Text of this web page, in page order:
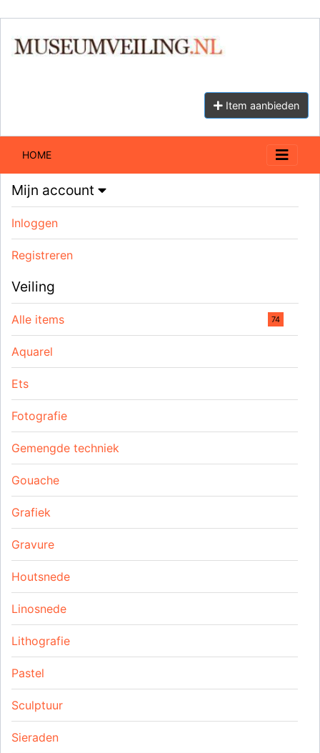
Item aanbieden
HOME
Mijn account
Inloggen
Registreren
Veiling
Alle items 74
Aquarel
Ets
Fotografie
Gemengde techniek
Gouache
Grafiek
Gravure
Houtsnede
Linosnede
Lithografie
Pastel
Sculptuur
Sieraden